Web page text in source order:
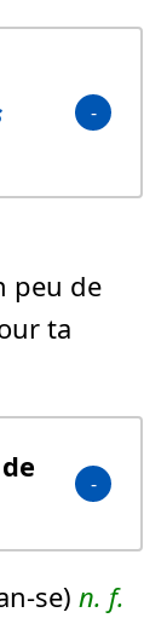
peu de
ta
se) n. f.